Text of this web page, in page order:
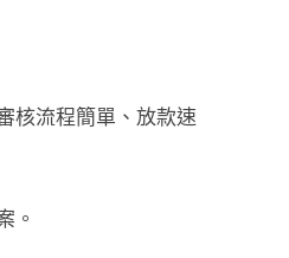
核流程簡單、放款速
。